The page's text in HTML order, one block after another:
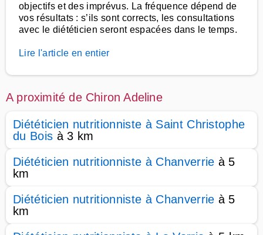
objectifs et des imprévus. La fréquence dépend de
vos résultats : s’ils sont corrects, les consultations
avec le diététicien seront espacées dans le temps.
Lire l'article en entier
A proximité de Chiron Adeline
Diététicien nutritionniste à Saint Christophe
du Bois à 3 km
Diététicien nutritionniste à Chanverrie à 5
km
Diététicien nutritionniste à Chanverrie à 5
km